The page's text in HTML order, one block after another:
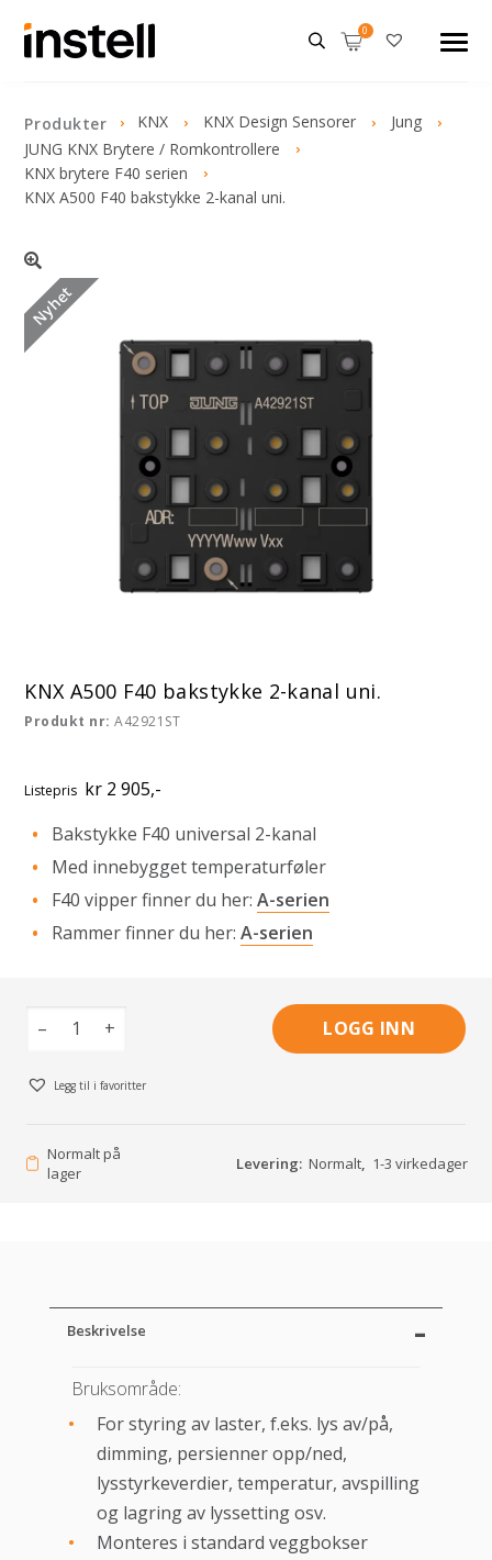
Produkter KNX KNX Design Sensorer
Jung
JUNG KNX Brytere / Romkontrollere
KNX brytere F40 serien
KNX A500 F40 bakstykke 2-kanal uni.
Nyhet
KNX A500 F40 bakstykke 2-kanal uni.
Produkt nr:A42921ST
Listepris kr 2 905,-
Bakstykke F40 universal 2-kanal
Med innebygget temperaturføler
F40 vipper finner du her: A-serien
Rammer finner du her: A-serien
– + LOGG INN
Legg til i favoritter
Normalt på
lager
Levering: Normalt, 1-3 virkedager
Beskrivelse
Bruksområde:
For styring av laster, f.eks. lys av/på,
dimming, persienner opp/ned,
lysstyrkeverdier, temperatur, avspilling
og lagring av lyssetting osv.
Monteres i standard veggbokser